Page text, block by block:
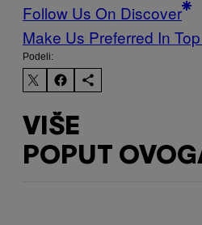
Follow Us On Discover
Make Us Preferred In
Podeli:
VIŠE
POPUT